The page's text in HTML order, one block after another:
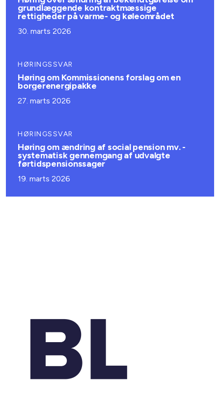
grundlæggende kontraktmæssige
rettigheder på varme- og køleområdet
30. marts 2026
HØRINGSSVAR
Høring om Kommissionens forslag om en
borgerenergipakke
27. marts 2026
HØRINGSSVAR
Høring om ændring af social pension mv. -
systematisk gennemgang af udvalgte
førtidspensionssager
19. marts 2026